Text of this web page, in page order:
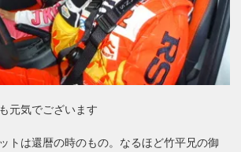
元気でございます
トは還暦の時のもの。なるほど竹平兄の御